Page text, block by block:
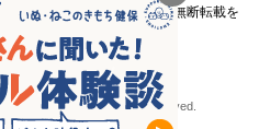
イラスト等のコンテンツの無断転載を
護法に基づく公表事項等
Co.,Ltd. All Rights Reserved.